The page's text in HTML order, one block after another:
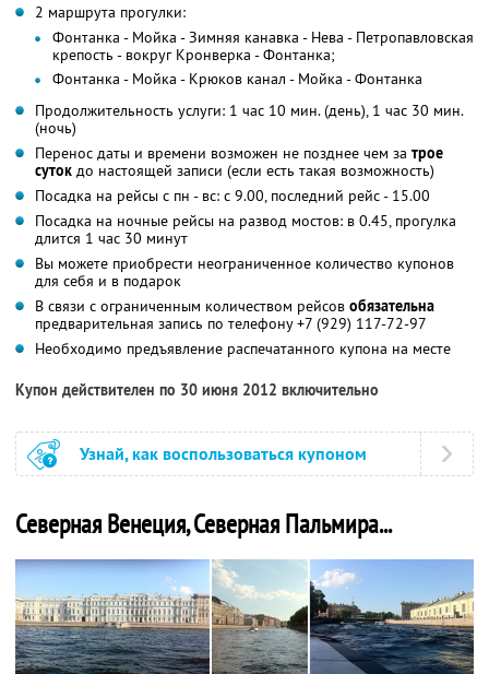
2 маршрута прогулки:
Фонтанка - Мойка - Зимняя канавка - Нева - Петропавловская
крепость - вокруг Кронверка - Фонтанка;
Фонтанка - Мойка - Крюков канал - Мойка - Фонтанка
Продолжительность услуги: 1 час 10 мин. (день), 1 час 30 мин.
(ночь)
Перенос даты и времени возможен не позднее чем за трое
суток до настоящей записи (если есть такая возможность)
Посадка на рейсы с пн - вс: с 9.00, последний рейс - 15.00
Посадка на ночные рейсы на развод мостов: в 0.45, прогулка
длится 1 час 30 минут
Вы можете приобрести неограниченное количество купонов
для себя и в подарок
В связи с ограниченным количеством рейсов обязательна
предварительная запись по телефону +7 (929) 117-72-97
Необходимо предъявление распечатанного купона на месте
Купон действителен по 30 июня 2012 включительно
Узнай, как воспользоваться купоном
Северная Венеция, Северная Пальмира...